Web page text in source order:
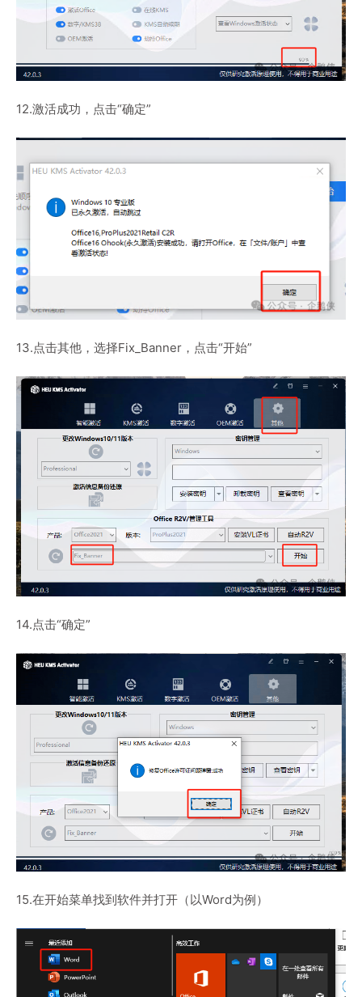
12.激活成功，点击“确定”
13.点击其他，选择Fix_Banner，点击“开始”
14.点击“确定”
15.在开始菜单找到软件并打开（以Word为例）